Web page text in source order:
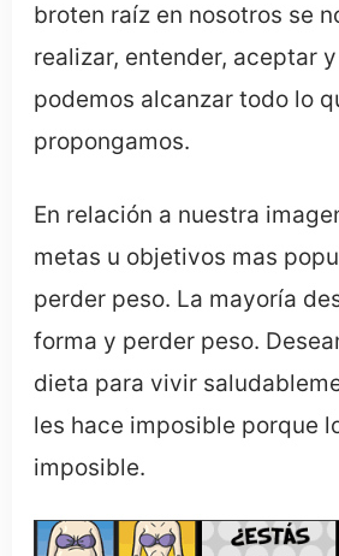
broten raíz en nosotros se
realizar, entender, aceptar
podemos alcanzar todo lo
propongamos.
En relación a nuestra
metas u objetivos mas
perder peso. La mayoría
forma y perder peso.
dieta para vivir
les hace imposible porque
imposible.